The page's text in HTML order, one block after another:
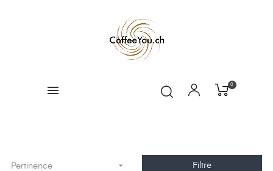
0
Pertinence  Filtre